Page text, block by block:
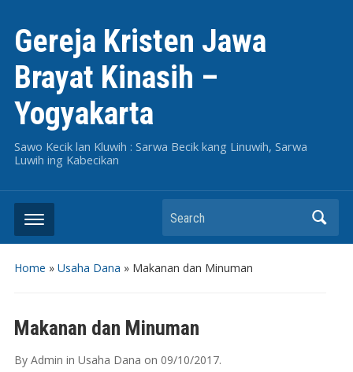
Gereja Kristen Jawa
Brayat Kinasih –
Yogyakarta
Sawo Kecik lan Kluwih : Sarwa Becik kang Linuwih, Sarwa
Luwih ing Kabecikan
Search
Home » Usaha Dana » Makanan dan Minuman
Makanan dan Minuman
By Admin in Usaha Dana on 09/10/2017.